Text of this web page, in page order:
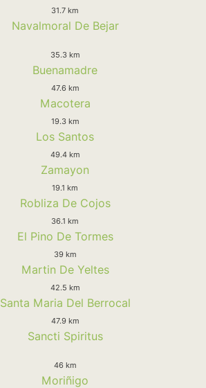
31.7 km
Navalmoral De Bejar
35.3 km
Buenamadre
47.6 km
Macotera
19.3 km
Los Santos
49.4 km
Zamayon
19.1 km
Robliza De Cojos
36.1 km
El Pino De Tormes
39 km
Martin De Yeltes
42.5 km
Santa Maria Del Berrocal
47.9 km
Sancti Spiritus
46 km
Moriñigo